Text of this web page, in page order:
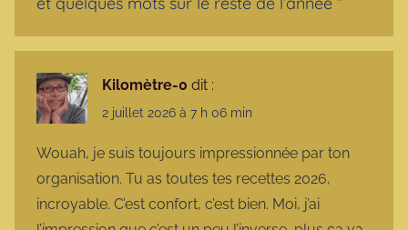
Kilomètre-0 dit :
2 juillet 2026 à 7 h 06 min
Wouah, je suis toujours impressionnée par ton
organisation. Tu as toutes tes recettes 2026,
incroyable. C’est confort, c’est bien. Moi, j’ai